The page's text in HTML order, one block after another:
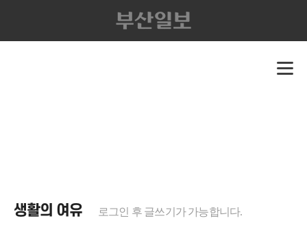
생활의 여유 로그인 후 글쓰기가 가능합니다.